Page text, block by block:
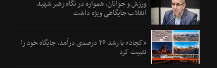
ورزش و جوانان، همواره در نگاه رهبر شهید
انقلاب جایگاهی ویژه داشت
«کچاد» با رشد ۲۶ درصدی درآمد، جایگاه خود را
تثبیت کرد